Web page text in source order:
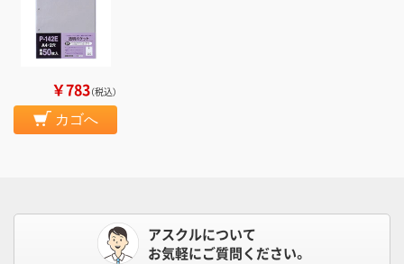
￥783（税込）
カゴへ
アスクルについて
お気軽にご質問ください。